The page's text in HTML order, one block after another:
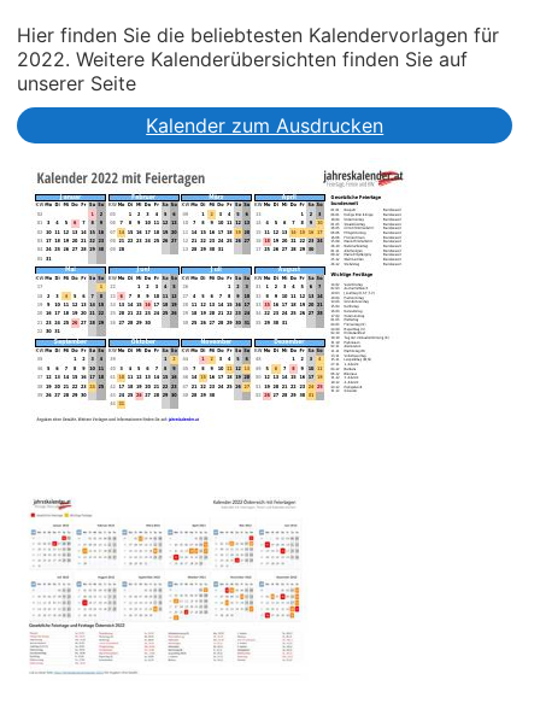
Hier finden Sie die beliebtesten Kalendervorlagen für
2022. Weitere Kalenderübersichten finden Sie auf
unserer Seite
Kalender zum Ausdrucken